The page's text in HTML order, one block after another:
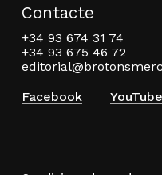
Contacte
+34 93 674 31 74
+34 93 675 46 72
Facebook
YouTube